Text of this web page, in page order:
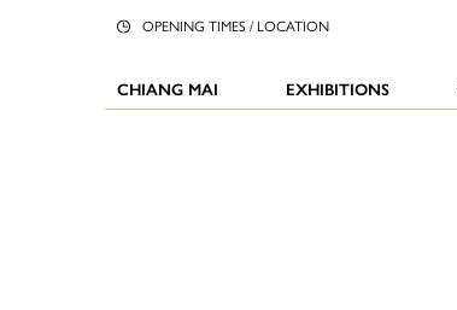
OPENING TIMES / LOCATION
CHIANG MAI EXHIBITIONS